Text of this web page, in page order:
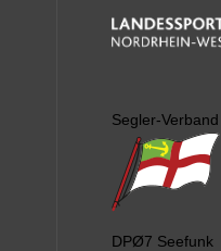
Segler-
DPØ7 Seefunk